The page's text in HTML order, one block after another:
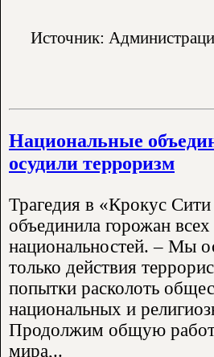
Источник:
Национальные
осудили терроризм
Трагедия в «Крокус
объединила горожан всех
национальностей. – Мы
только действия
попытки расколоть
национальных и
Продолжим общую
мира,..